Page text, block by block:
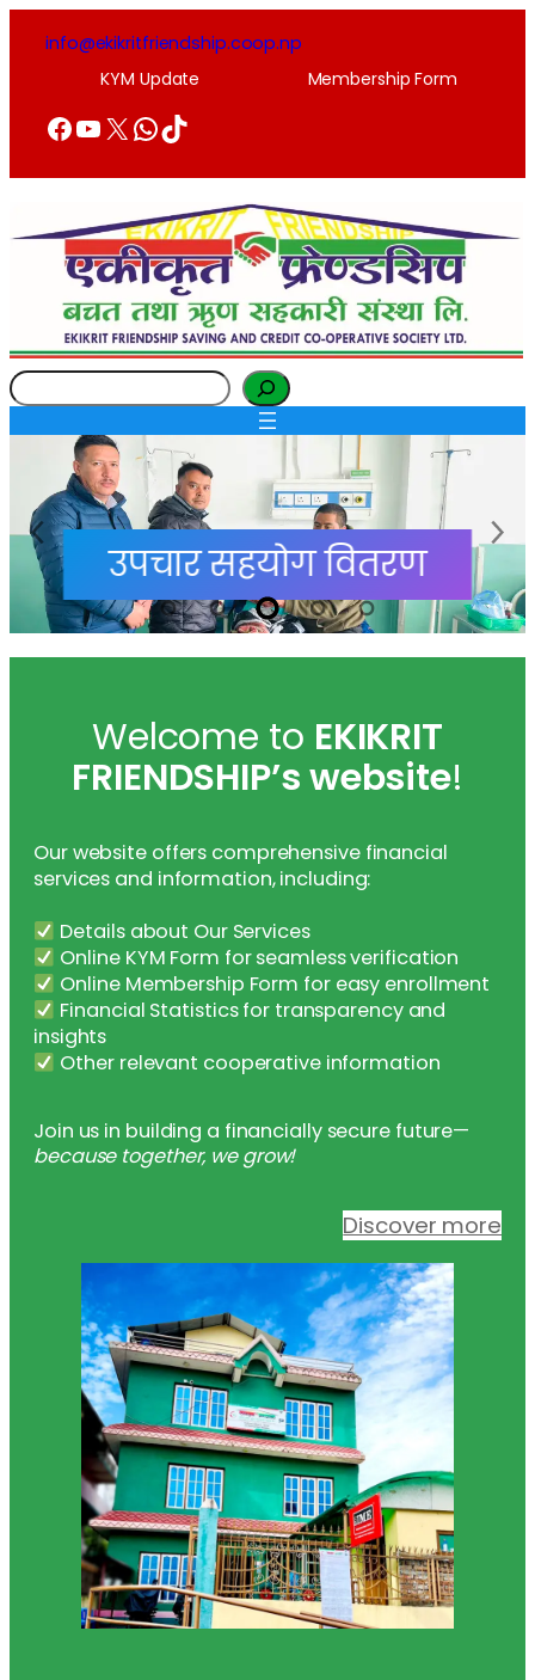
info@ekikritfriendship.coop.np
KYM Update
Membership Form
Facebook
YouTube
X WhatsApp
TikTok
Search
उपचार सहयाेग वितरण
Welcome to EKIKRIT
FRIENDSHIP’s website!
Our website offers comprehensive financial
services and information, including:
Details about Our Services
Online KYM Form for seamless verification
Online Membership Form for easy enrollment
Financial Statistics for transparency and
insights
Other relevant cooperative information
Join us in building a financially secure future—
because together, we grow!
Discover more